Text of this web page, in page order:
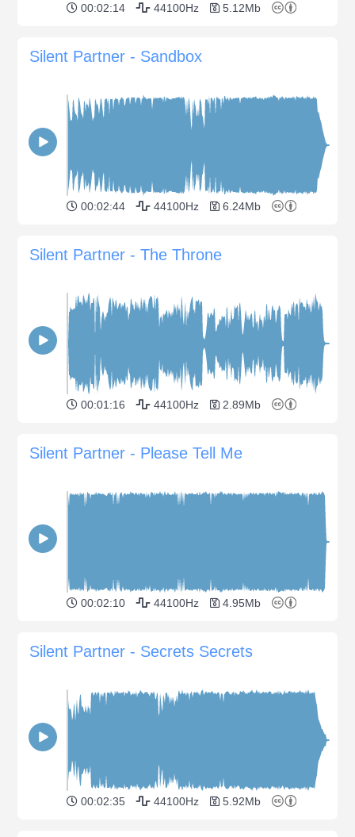
00:02:14 44100Hz 5.12Mb
Silent Partner - Sandbox
00:02:44 44100Hz 6.24Mb
Silent Partner - The Throne
00:01:16 44100Hz 2.89Mb
Silent Partner - Please Tell Me
00:02:10 44100Hz 4.95Mb
Silent Partner - Secrets Secrets
00:02:35 44100Hz 5.92Mb